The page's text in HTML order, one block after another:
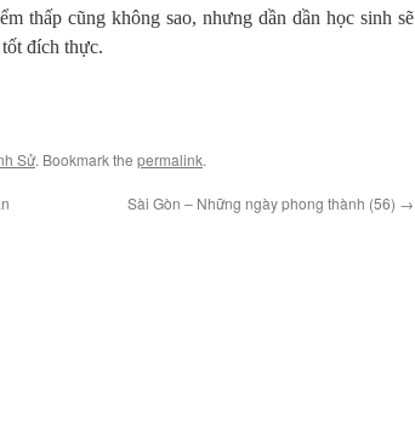
thấp cũng không sao, nhưng dần dần học sinh sẽ
đích thực.
Sử. Bookmark the permalink.
Sài Gòn – Những ngày phong thành (56) →